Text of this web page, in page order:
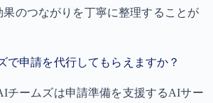
果のつながりを丁寧に整理することが
で申請を代行してもらえますか？
チームズは申請準備を支援するAIサー